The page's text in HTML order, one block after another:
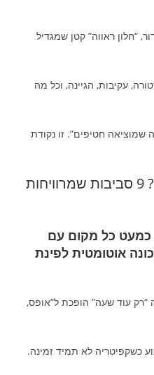
“חלון ראווה” קטן שמגדיל
עקיבות, הגיינה, וכל מה
שמוציאה חטיפים”. זו נקודת
אז איפה זה עובד הכי חזק? 9 סביבות שמרוויחות
כמעט כל מקום עם
אוטומטית לפינת
עוד שעה” הופכת ל”אופס,
כשקפיטריה לא תמיד זמינה.